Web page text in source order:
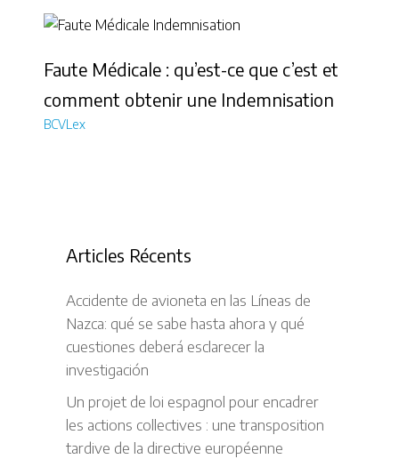
Faute Médicale : qu’est-ce que c’est et
comment obtenir une Indemnisation
BCVLex
Articles Récents
Accidente de avioneta en las Líneas de
Nazca: qué se sabe hasta ahora y qué
cuestiones deberá esclarecer la
investigación
Un projet de loi espagnol pour encadrer
les actions collectives : une transposition
tardive de la directive européenne